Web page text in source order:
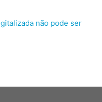
não pode ser